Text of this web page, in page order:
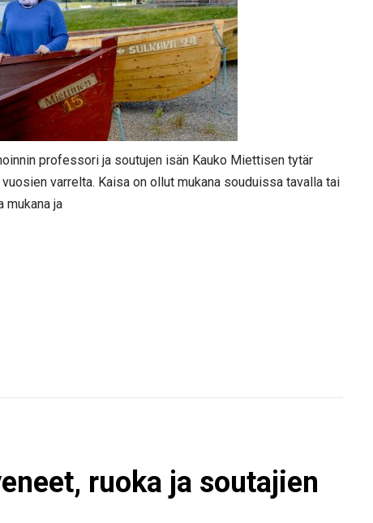
professori ja soutujen isän Kauko Miettisen tytär
varrelta. Kaisa on ollut mukana souduissa tavalla tai
mukana ja
ruoka ja soutajien